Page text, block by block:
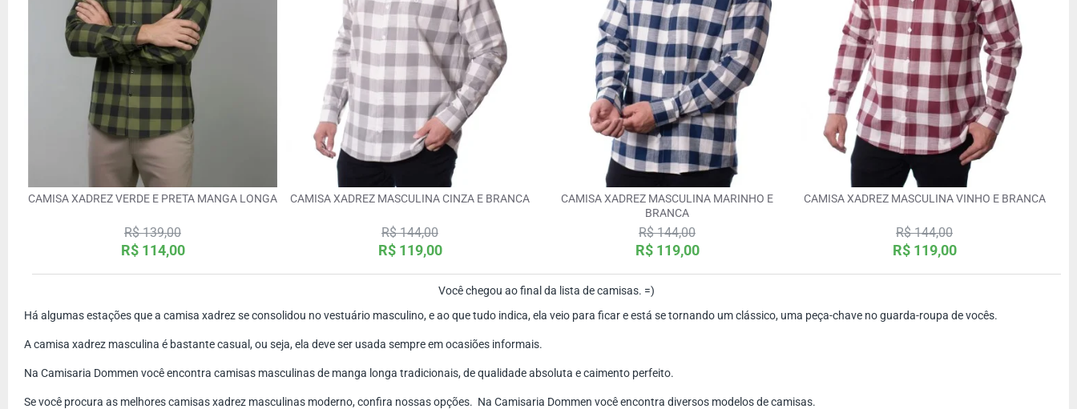
CAMISA XADREZ VERDE E PRETA MANGA LONGA
R$ 114,00
R$ 139,00
CAMISA XADREZ MASCULINA CINZA E BRANCA
R$ 119,00
R$ 144,00
CAMISA XADREZ MASCULINA MARINHO E
BRANCA
R$ 119,00
R$ 144,00
CAMISA XADREZ MASCULINA VINHO E BRANCA
R$ 119,00
R$ 144,00
Você chegou ao final da lista de camisas. =)
Há algumas estações que a camisa xadrez se consolidou no vestuário masculino, e ao que tudo indica, ela veio para ficar e está se tornando um clássico, uma peça-chave no guarda-roupa de vocês.
A camisa xadrez masculina é bastante casual, ou seja, ela deve ser usada sempre em ocasiões informais.
Na Camisaria Dommen você encontra camisas masculinas de manga longa tradicionais, de qualidade absoluta e caimento perfeito.
Se você procura as melhores camisas xadrez masculinas moderno, confira nossas opções. Na Camisaria Dommen você encontra diversos modelos de camisas.